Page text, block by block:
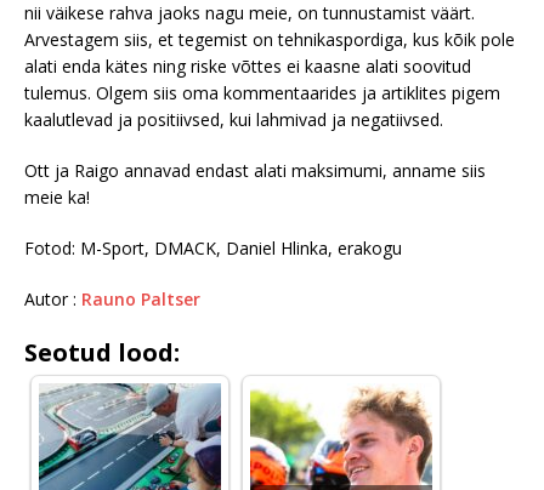
nii väikese rahva jaoks nagu meie, on tunnustamist väärt.
Arvestagem siis, et tegemist on tehnikaspordiga, kus kõik pole
alati enda kätes ning riske võttes ei kaasne alati soovitud
tulemus. Olgem siis oma kommentaarides ja artiklites pigem
kaalutlevad ja positiivsed, kui lahmivad ja negatiivsed.
Ott ja Raigo annavad endast alati maksimumi, anname siis
meie ka!
Fotod: M-Sport, DMACK, Daniel Hlinka, erakogu
Autor : Rauno Paltser
Seotud lood: